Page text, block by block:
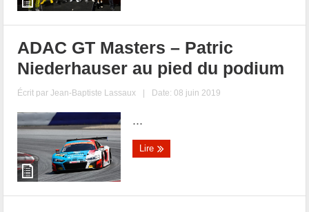
ADAC GT Masters – Patric
Niederhauser au pied du podium
Écrit parJean-Baptiste Lassaux | Date: 08 juin 2019
...
Lire